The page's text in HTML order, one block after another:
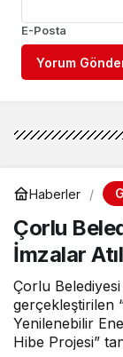
E-Posta
Yorum
Haberler
Çorlu
İmzalar
Çorlu
gerçekleştirilen
Yenilenebilir
Hibe Projesi”